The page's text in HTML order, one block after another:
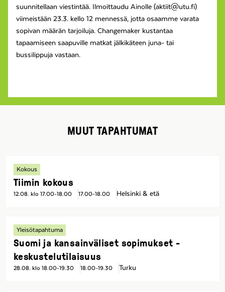
suunnitellaan viestintää. Ilmoittaudu Ainolle (aktiit@utu.fi)
viimeistään 23.3. kello 12 mennessä, jotta osaamme varata
sopivan määrän tarjoiluja. Changemaker kustantaa
tapaamiseen saapuville matkat jälkikäteen juna- tai
bussilippuja vastaan.
MUUT TAPAHTUMAT
Kokous
Tiimin kokous
12.08. klo 17.00-18.00 17.00-18.00 Helsinki & etä
Yleisötapahtuma
Suomi ja kansainväliset sopimukset -
keskustelutilaisuus
28.08. klo 18.00-19.30 18.00-19.30 Turku